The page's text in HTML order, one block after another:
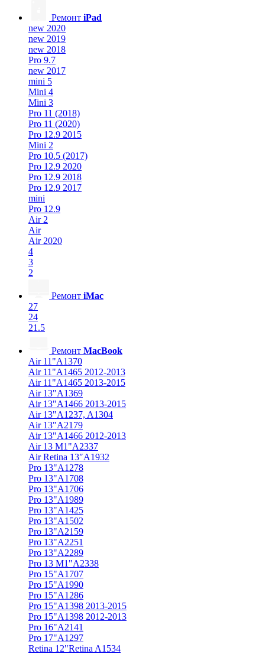
Ремонт iPad
new 2020
new 2019
new 2018
Pro 9.7
new 2017
mini 5
Mini 4
Mini 3
Pro 11 (2018)
Pro 11 (2020)
Pro 12.9 2015
Mini 2
Pro 10.5 (2017)
Pro 12.9 2020
Pro 12.9 2018
Pro 12.9 2017
mini
Pro 12.9
Air 2
Air
Air 2020
4
3
2
Ремонт iMac
27
24
21.5
Ремонт MacBook
Air 11"A1370
Air 11"A1465 2012-2013
Air 11"A1465 2013-2015
Air 13"A1369
Air 13"A1466 2013-2015
Air 13"A1237, A1304
Air 13"A2179
Air 13"A1466 2012-2013
Air 13 M1"A2337
Air Retina 13″A1932
Pro 13"A1278
Pro 13"A1708
Pro 13"A1706
Pro 13"A1989
Pro 13"A1425
Pro 13"A1502
Pro 13"A2159
Pro 13"A2251
Pro 13"A2289
Pro 13 M1"A2338
Pro 15"A1707
Pro 15"A1990
Pro 15"A1286
Pro 15"A1398 2013-2015
Pro 15"A1398 2012-2013
Pro 16"A2141
Pro 17"A1297
Retina 12"Retina A1534